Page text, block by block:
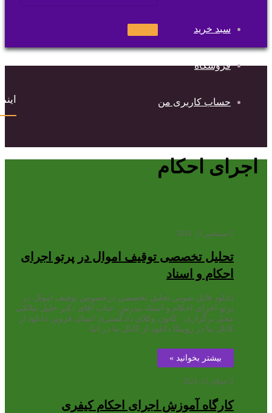
سبد خرید
فروشگاه
حساب کاربری من
جستجو
برای
اجرای احکام
سپتامبر 15, 2024
تحلیل تخصصی توقیف اموال در پرتو اجرای
احکام و اسناد
دانلود فایل صوتی تحلیل تخصصی درخصوص توقیف اموال در
پرتو اجرای احکام و اسناد مدرس: جناب آقای دکتر جلیل مالکی
محل برگزاری : کانون وکلای دادگستری استان قزوین دانلود از
کانال ما در روبیکا دانلود از کانال ما در ایتا
بیشتر بخوانید »
جولای 15, 2024
کارگاه آموزش اجرای احکام کیفری
اینماد